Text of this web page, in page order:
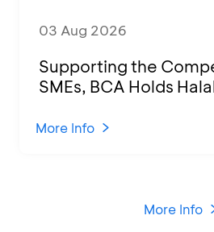
03 Aug 2026
Supporting the
SMEs, BCA Holds
KCU Tanjung Priok
More Info
More Info